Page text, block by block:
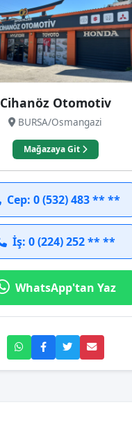
Cihanöz Otomotiv
BURSA/Osmangazi
Mağazaya Git
Cep: 0 (532) 483 ** **
İş: 0 (224) 252 ** **
WhatsApp'tan Yaz